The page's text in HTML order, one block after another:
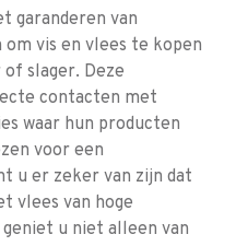
garanderen van
vis en vlees te kopen
slager. Deze
contacten met
waar hun producten
voor een
u er zeker van zijn dat
vlees van hoge
u niet alleen van